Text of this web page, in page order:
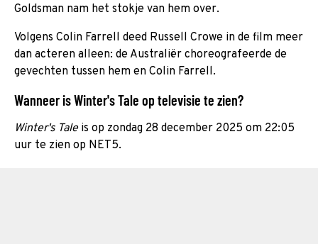
Goldsman nam het stokje van hem over.
Volgens Colin Farrell deed Russell Crowe in de film meer
dan acteren alleen: de Australiër choreografeerde de
gevechten tussen hem en Colin Farrell.
Wanneer is Winter's Tale op televisie te zien?
Winter's Taleis op zondag 28 december 2025 om 22:05
uur te zien op NET5.